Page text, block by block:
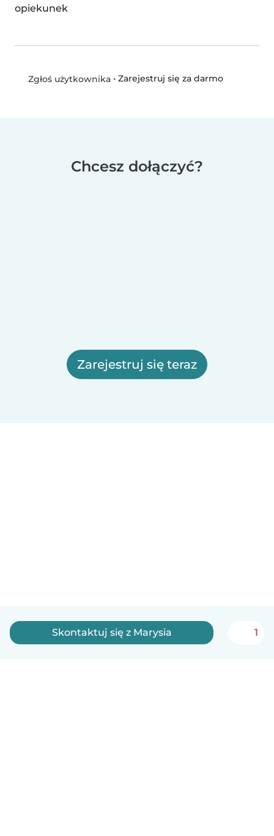
opiekunek
Zgłoś użytkownika• Zarejestruj się za darmo
Chcesz dołączyć?
Zarejestruj się teraz
Skontaktuj się z Marysia 1